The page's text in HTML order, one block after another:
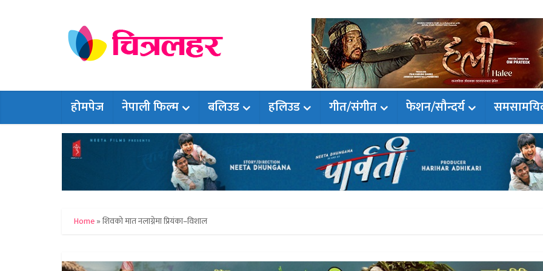
होमपेज नेपाली फिल्म बलिउड हलिउड गीत/संगीत फेशन/सौन्दर्य
Home»शिवको मात नलाग्नेमा प्रियंका–विशाल